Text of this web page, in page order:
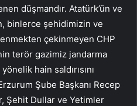
düşmandır. Atatürk’ün ve
binlerce şehidimizin ve
çekinmeyen CHP
terör gazimiz jandarma
hain saldırısını
Şube Başkanı Recep
Şehit Dullar ve Yetimler